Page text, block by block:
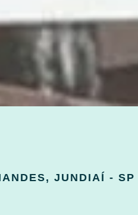
JUNDIAÍ - SP